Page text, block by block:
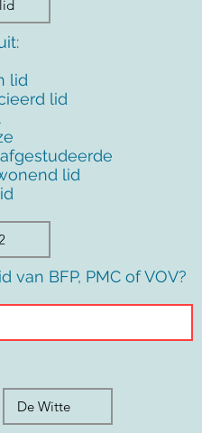
lid
lid
lid
van BFP, PMC of VOV?